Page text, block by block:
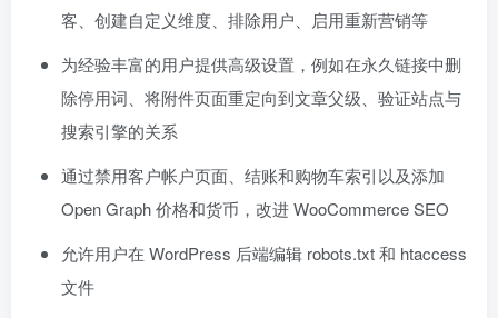
客、创建自定义维度、排除用户、启用重新营销等
为经验丰富的用户提供高级设置，例如在永久链接中删
除停用词、将附件页面重定向到文章父级、验证站点与
搜索引擎的关系
通过禁用客户帐户页面、结账和购物车索引以及添加
Open Graph 价格和货币，改进 WooCommerce SEO
允许用户在 WordPress 后端编辑 robots.txt 和 htaccess
文件